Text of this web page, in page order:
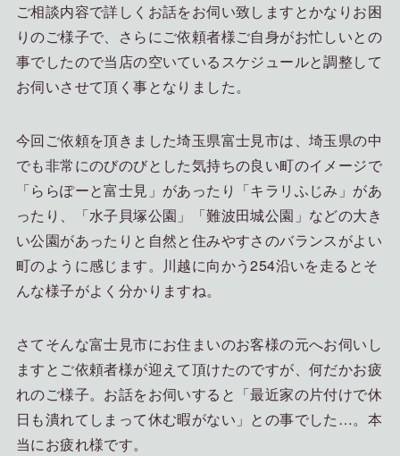
ご相談内容で詳しくお話をお伺い致しますとかなりお困
りのご様子で、さらにご依頼者様ご自身がお忙しいとの
事でしたので当店の空いているスケジュールと調整して
お伺いさせて頂く事となりました。
今回ご依頼を頂きました埼玉県富士見市は、埼玉県の中
でも非常にのびのびとした気持ちの良い町のイメージで
「ららぽーと富士見」があったり「キラリふじみ」があ
ったり、「水子貝塚公園」「難波田城公園」などの大き
い公園があったりと自然と住みやすさのバランスがよい
町のように感じます。川越に向かう254沿いを走るとそ
んな様子がよく分かりますね。
さてそんな富士見市にお住まいのお客様の元へお伺いし
ますとご依頼者様が迎えて頂けたのですが、何だかお疲
れのご様子。お話をお伺いすると「最近家の片付けで休
日も潰れてしまって休む暇がない」との事でした…。本
当にお疲れ様です。